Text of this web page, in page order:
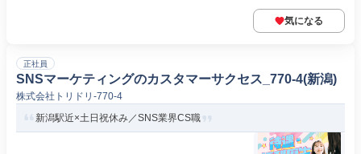
気になる
正社員
SNSマーケティングのカスタマーサクセス_770-4(新潟)
株式会社トリドリ-770-4
新潟駅近×土日祝休み／SNS業界CS職